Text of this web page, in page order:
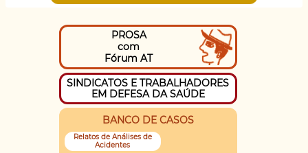
PROSA
com
Fórum AT
SINDICATOS E TRABALHADORES
EM DEFESA DA SAÚDE
BANCO DE CASOS
Relatos de Análises de
Acidentes